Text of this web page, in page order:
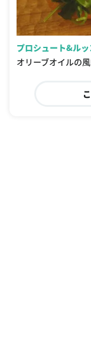
プロシュート&ルッ
オリーブオイルの